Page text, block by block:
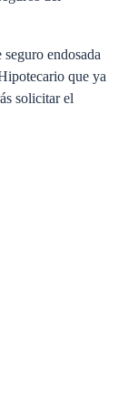
endosada
que ya
solicitar el